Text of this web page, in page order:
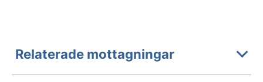
Relaterade mottagningar